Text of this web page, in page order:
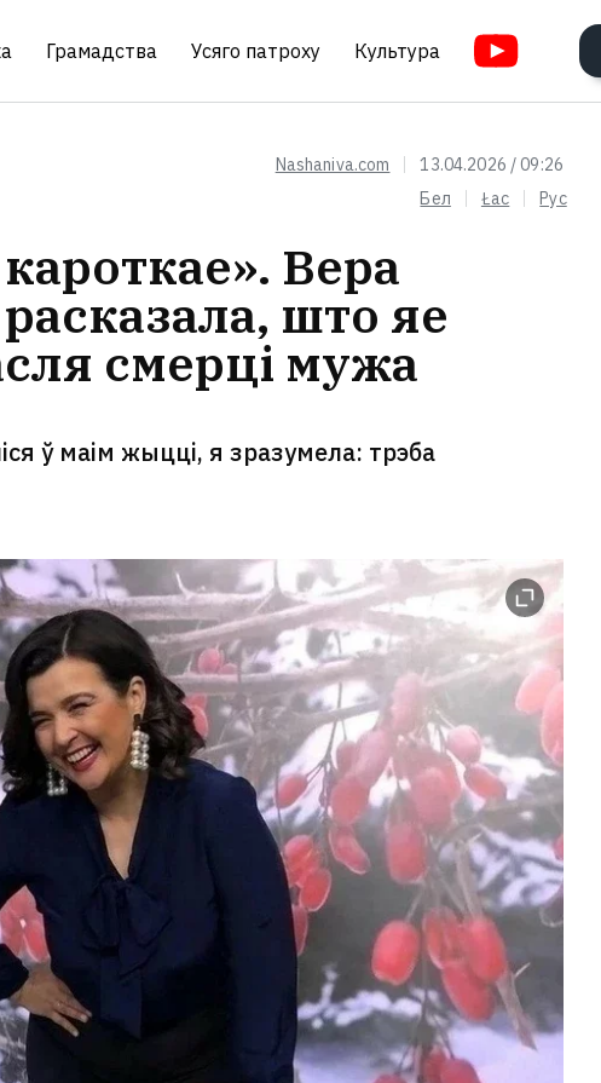
Грамадства Усяго патроху Культура
Nashaniva.com
13.04.2026 / 09:26
Бел
Łac Рус
Вера
што яе
смерці мужа
ў маім жыцці, я зразумела: трэба